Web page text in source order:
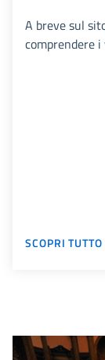
A breve sul
comprendere
SCOPRI TUTTO